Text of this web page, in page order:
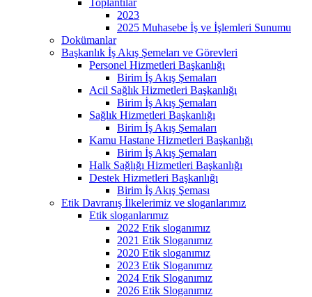
2023
2025 Muhasebe İş ve İşlemleri Sunumu
Dokümanlar
Başkanlık İş Akış Şemeları ve Görevleri
Personel Hizmetleri Başkanlığı
Birim İş Akış Şemaları
Acil Sağlık Hizmetleri Başkanlığı
Birim İş Akış Şemaları
Sağlık Hizmetleri Başkanlığı
Birim İş Akış Şemaları
Kamu Hastane Hizmetleri Başkanlığı
Birim İş Akış Şemaları
Halk Sağlığı Hizmetleri Başkanlığı
Destek Hizmetleri Başkanlığı
Birim İş Akış Şeması
Etik Davranış İlkelerimiz ve sloganlarımız
Etik sloganlarımız
2022 Etik sloganımız
2021 Etik Sloganımız
2020 Etik sloganımız
2023 Etik Sloganımız
2024 Etik Sloganımız
2026 Etik Sloganımız